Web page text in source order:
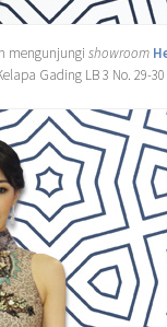
mengunjungi showroom
Gading LB 3 No. 29-